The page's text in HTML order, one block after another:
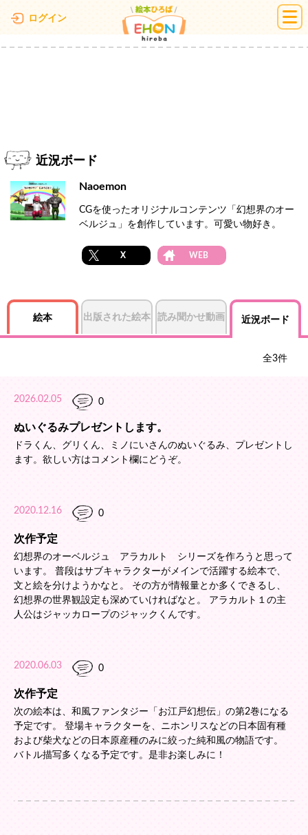
ログイン 絵本ひろば
近況ボード
Naoemon
CGを使ったオリジナルコンテンツ「幻想界のオー
ベルジュ」を創作しています。可愛い物好き。
X WEB
絵本 出版された絵本 読み聞かせ動画 近況ボード
全3件
2026.02.05 0
ぬいぐるみプレゼントします。
ドラくん、グリくん、ミノにいさんのぬいぐるみ、プレゼントし
ます。欲しい方はコメント欄にどうぞ。
2020.12.16 0
次作予定
幻想界のオーベルジュ アラカルト シリーズを作ろうと思って
います。 普段はサブキャラクターがメインで活躍する絵本で、
文と絵を分けようかなと。 その方が情報量とか多くできるし、
幻想界の世界観設定も深めていければなと。 アラカルト１の主
人公はジャッカロープのジャックくんです。
2020.06.03 0
次作予定
次の絵本は、和風ファンタジー「お江戸幻想伝」の第2巻になる
予定です。 登場キャラクターを、ニホンリスなどの日本固有種
および柴犬などの日本原産種のみに絞った純和風の物語です。
バトル描写多くなる予定です。是非お楽しみに！